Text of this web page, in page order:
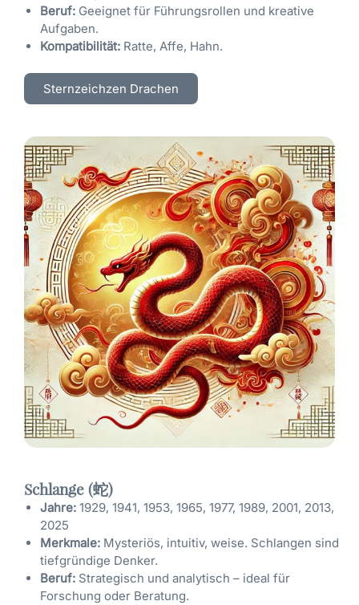
Beruf: Geeignet für Führungsrollen und kreative
Aufgaben.
Kompatibilität: Ratte, Affe, Hahn.
Sternzeichzen Drachen
Schlange (蛇)
Jahre: 1929, 1941, 1953, 1965, 1977, 1989, 2001, 2013,
2025
Merkmale: Mysteriös, intuitiv, weise. Schlangen sind
tiefgründige Denker.
Beruf: Strategisch und analytisch – ideal für
Forschung oder Beratung.